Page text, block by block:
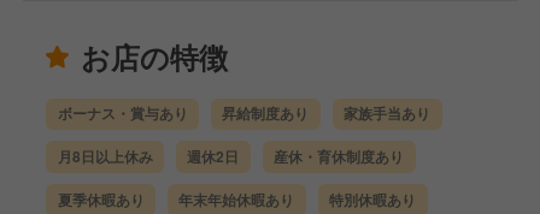
お店の特徴
ボーナス・賞与あり 昇給制度あり 家族手当あり
月8日以上休み 週休2日 産休・育休制度あり
夏季休暇あり 年末年始休暇あり 特別休暇あり